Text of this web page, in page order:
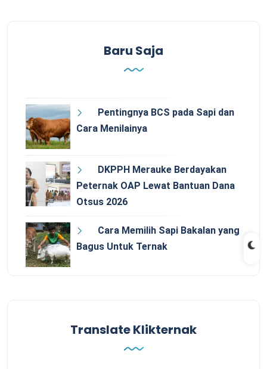
Baru Saja
Pentingnya BCS pada Sapi dan
Cara Menilainya
DKPPH Merauke Berdayakan
Peternak OAP Lewat Bantuan Dana
Otsus 2026
Cara Memilih Sapi Bakalan yang
Bagus Untuk Ternak
Translate Klikternak